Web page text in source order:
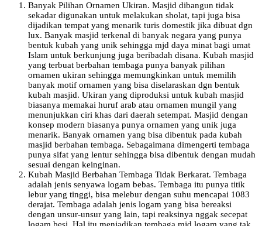
Banyak Pilihan Ornamen Ukiran. Masjid dibangun tidak
sekadar digunakan untuk melakukan sholat, tapi juga bisa
dijadikan tempat yang menarik turis domestik jika dibuat dgn
lux. Banyak masjid terkenal di banyak negara yang punya
bentuk kubah yang unik sehingga mjd daya minat bagi umat
Islam untuk berkunjung juga beribadah disana. Kubah masjid
yang terbuat berbahan tembaga punya banyak pilihan
ornamen ukiran sehingga memungkinkan untuk memilih
banyak motif ornamen yang bisa diselaraskan dgn bentuk
kubah masjid. Ukiran yang diproduksi untuk kubah masjid
biasanya memakai huruf arab atau ornamen mungil yang
menunjukkan ciri khas dari daerah setempat. Masjid dengan
konsep modern biasanya punya ornamen yang unik juga
menarik. Banyak ornamen yang bisa dibentuk pada kubah
masjid berbahan tembaga. Sebagaimana dimengerti tembaga
punya sifat yang lentur sehingga bisa dibentuk dengan mudah
sesuai dengan keinginan.
Kubah Masjid Berbahan Tembaga Tidak Berkarat. Tembaga
adalah jenis senyawa logam bebas. Tembaga itu punya titik
lebur yang tinggi, bisa melebur dengan suhu mencapai 1083
derajat. Tembaga adalah jenis logam yang bisa bereaksi
dengan unsur-unsur yang lain, tapi reaksinya nggak secepat